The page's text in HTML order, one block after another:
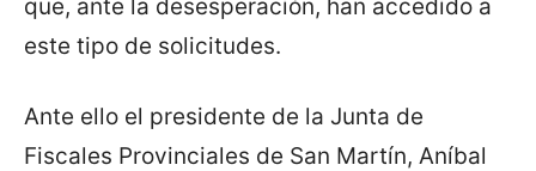
que, ante la desesperación, han accedido a
este tipo de solicitudes.
Ante ello el presidente de la Junta de
Fiscales Provinciales de San Martín, Aníbal